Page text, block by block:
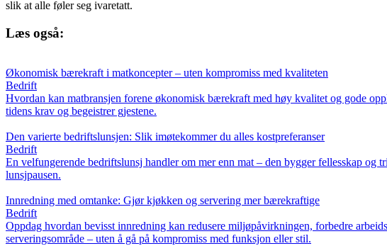
slik at alle føler seg ivaretatt.
Læs også:
Økonomisk bærekraft i matkoncepter – uten kompromiss med kvaliteten
Bedrift
Hvordan kan matbransjen forene økonomisk bærekraft med høy kvalitet og gode
tidens krav og begeistrer gjestene.
Den varierte bedriftslunsjen: Slik imøtekommer du alles kostpreferanser
Bedrift
En velfungerende bedriftslunsj handler om mer enn mat – den bygger fellesskap
lunsjpausen.
Innredning med omtanke: Gjør kjøkken og servering mer bærekraftige
Bedrift
Oppdag hvordan bevisst innredning kan redusere miljøpåvirkningen, forbedre
serveringsområde – uten å gå på kompromiss med funksjon eller stil.